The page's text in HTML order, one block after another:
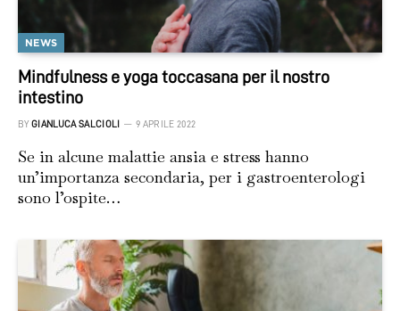
NEWS
Mindfulness e yoga toccasana per il nostro
intestino
BY GIANLUCA SALCIOLI 9 APRILE 2022
Se in alcune malattie ansia e stress hanno
un’importanza secondaria, per i gastroenterologi
sono l’ospite…